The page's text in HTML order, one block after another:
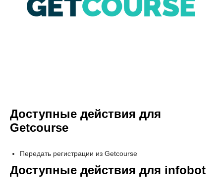
Доступные действия для
Getcourse
Передать регистрации из Getcourse
Доступные действия для infobot